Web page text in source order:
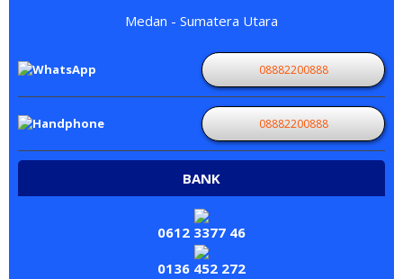
Medan - Sumatera Utara
08882200888
08882200888
BANK
0612 3377 46
0136 452 272